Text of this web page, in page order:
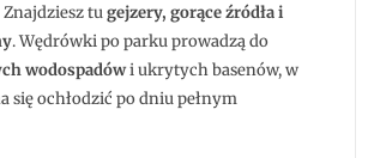
tugejzery, gorące źródła i
. Wędrówki po parku prowadzą do
wodospadówi ukrytych basenów, w
się ochłodzić po dniu pełnym